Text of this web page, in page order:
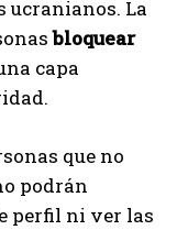
ucranianos. La
bloquear
capa
que no
podrán
perfil ni ver las